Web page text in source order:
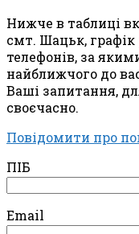
Нижче в таблиці
смт. Шацьк, графік
телефонів, за
найближчого до
Ваші запитання,
своєчасно.
Повідомити про
ПІБ
Email